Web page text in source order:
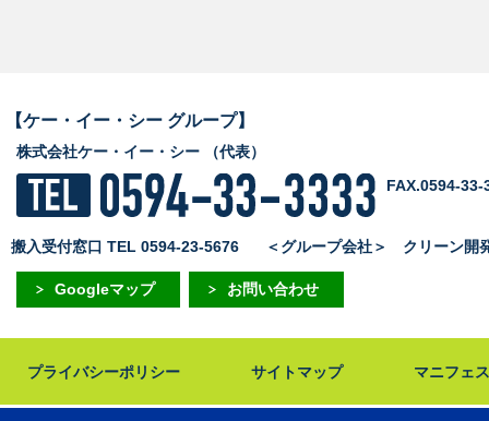
【ケー・イー・シー グループ】
株式会社ケー・イー・シー （代表）
FAX.0594-33-
搬入受付窓口 TEL 0594-23-5676 ＜グループ会社＞ クリーン開
Googleマップ お問い合わせ
プライバシーポリシー サイトマップ マニフェ